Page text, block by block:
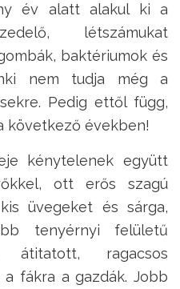
év alatt alakul ki a
létszámukat
baktériumok és
nem tudja még a
Pedig ettől függ,
következő években!
kénytelenek együtt
ott erős szagú
üvegeket és sárga,
tenyérnyi felületű
átitatott, ragacsos
fákra a gazdák. Jobb